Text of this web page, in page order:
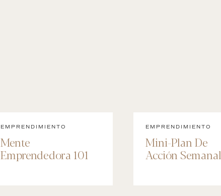
EMPRENDIMIENTO
Mente
Emprendedora 101
EMPRENDIMIENTO
Mini-Plan De
Acción Semanal